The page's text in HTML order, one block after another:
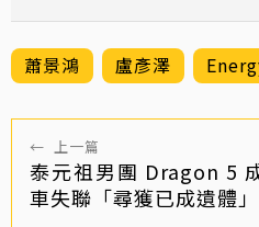
蕭景鴻 盧彥澤
← 上一篇
泰元祖男團 Dragon 5
車失聯「尋獲已成遺體